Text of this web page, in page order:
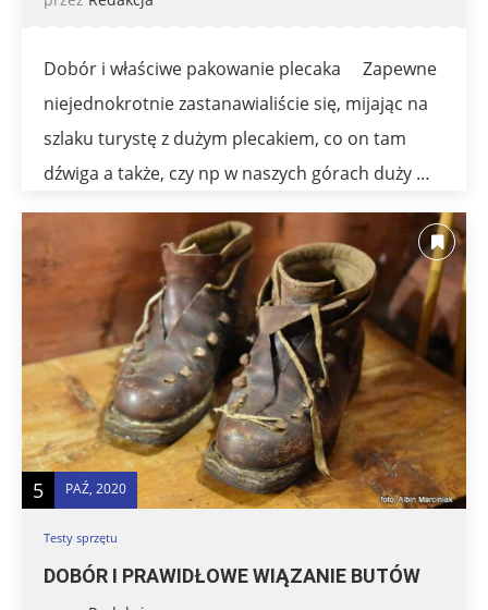
Dobór i właściwe pakowanie plecaka Zapewne
niejednokrotnie zastanawialiście się, mijając na
szlaku turystę z dużym plecakiem, co on tam
dźwiga a także, czy np w naszych górach duży …
5 PAŹ, 2020
Testy sprzętu
DOBÓR I PRAWIDŁOWE WIĄZANIE BUTÓW